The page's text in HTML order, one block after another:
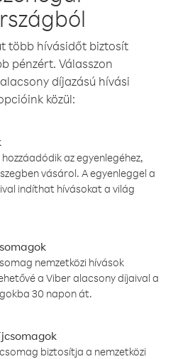
több hívásidőt biztosít
pénzért. Válasszon
díjazású hívási
közül:
az egyenlegéhez,
vásárol. A egyenleggel a
indíthat hívásokat a világ
nemzetközi hívások
a Viber alacsony díjaival a
30 napon át.
biztosítja a nemzetközi